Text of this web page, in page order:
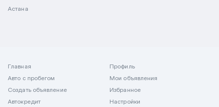
Астана
Главная
Авто с пробегом
Создать объявление
Автокредит
Профиль
Мои объявления
Избранное
Настройки